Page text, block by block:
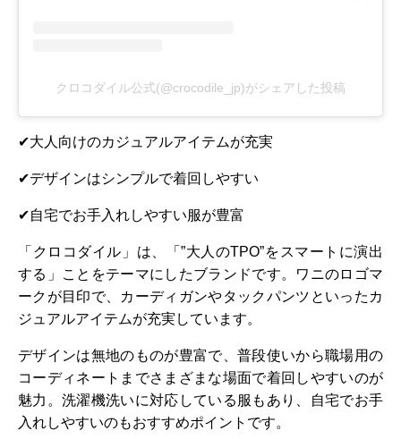
クロコダイル公式(@crocodile_jp)がシェアした投稿
✔大人向けのカジュアルアイテムが充実
✔デザインはシンプルで着回しやすい
✔自宅でお手入れしやすい服が豊富
「クロコダイル」は、「”大人のTPO”をスマートに演出
する」ことをテーマにしたブランドです。ワニのロゴマ
ークが目印で、カーディガンやタックパンツといったカ
ジュアルアイテムが充実しています。
デザインは無地のものが豊富で、普段使いから職場用の
コーディネートまでさまざまな場面で着回しやすいのが
魅力。洗濯機洗いに対応している服もあり、自宅でお手
入れしやすいのもおすすめポイントです。